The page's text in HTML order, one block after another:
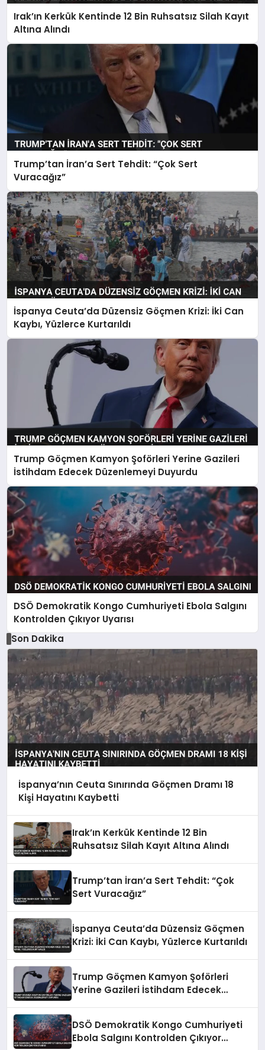
Irak’ın Kerkük Kentinde 12 Bin Ruhsatsız Silah Kayıt
Altına Alındı
Trump’tan İran’a Sert Tehdit: “Çok Sert
Vuracağız”
İspanya Ceuta’da Düzensiz Göçmen Krizi: İki Can
Kaybı, Yüzlerce Kurtarıldı
Trump Göçmen Kamyon Şoförleri Yerine Gazileri
İstihdam Edecek Düzenlemeyi Duyurdu
DSÖ Demokratik Kongo Cumhuriyeti Ebola Salgını
Kontrolden Çıkıyor Uyarısı
Son Dakika
İspanya’nın Ceuta Sınırında Göçmen Dramı 18
Kişi Hayatını Kaybetti
Irak’ın Kerkük Kentinde 12 Bin
Ruhsatsız Silah Kayıt Altına Alındı
Trump’tan İran’a Sert Tehdit: “Çok
Sert Vuracağız”
İspanya Ceuta’da Düzensiz Göçmen
Krizi: İki Can Kaybı, Yüzlerce Kurtarıldı
Trump Göçmen Kamyon Şoförleri
Yerine Gazileri İstihdam Edecek
DSÖ Demokratik Kongo Cumhuriyeti
Ebola Salgını Kontrolden Çıkıyor